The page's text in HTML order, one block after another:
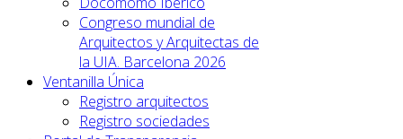
Congreso mundial de
Arquitectos y Arquitectas de
la UIA. Barcelona 2026
Ventanilla Única
Registro arquitectos
Registro sociedades